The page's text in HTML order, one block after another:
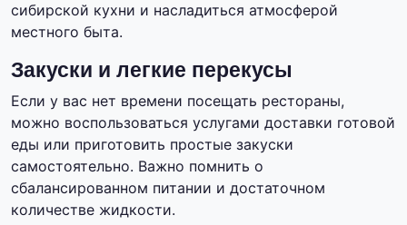
сибирской кухни и насладиться атмосферой
местного быта.
Закуски и легкие перекусы
Если у вас нет времени посещать рестораны,
можно воспользоваться услугами доставки готовой
еды или приготовить простые закуски
самостоятельно. Важно помнить о
сбалансированном питании и достаточном
количестве жидкости.